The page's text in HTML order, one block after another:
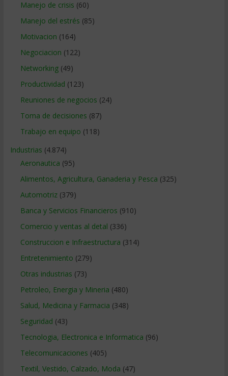
Manejo de crisis (60)
Manejo del estrés (85)
Motivacion (164)
Negociacion (122)
Networking(49)
Productividad (123)
Reuniones de negocios (24)
Toma de decisiones (87)
Trabajo en equipo (118)
Industrias (4.874)
Aeronautica (95)
Alimentos, Agricultura, Ganaderia y Pesca (325)
Automotriz(379)
Banca y Servicios Financieros (910)
Comercio y ventas al detal (336)
Construccion e Infraestructura (314)
Entretenimiento (279)
Otras industrias (73)
Petroleo, Energia y Mineria (480)
Salud, Medicina y Farmacia (348)
Seguridad (43)
Tecnologia, Electronica e Informatica (96)
Telecomunicaciones (405)
Textil, Vestido, Calzado, Moda (47)